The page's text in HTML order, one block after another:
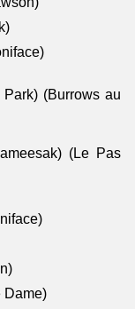
(Burrows au
(Le Pas
Dame)